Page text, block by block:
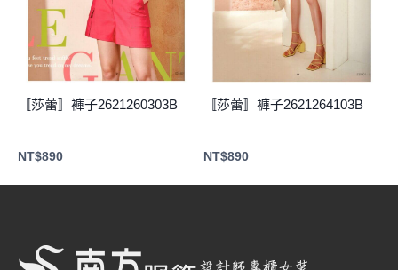
〚莎蕾〛褲子2621260303B
NT$890
〚莎蕾〛褲子2621264103B
NT$890